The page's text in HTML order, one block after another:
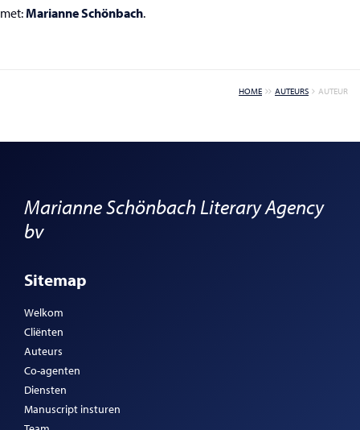
met:Marianne Schönbach.
HOME AUTEURS AUTEUR
Marianne Schönbach Literary Agency
bv
Sitemap
Welkom
Cliënten
Auteurs
Co-agenten
Diensten
Manuscript insturen